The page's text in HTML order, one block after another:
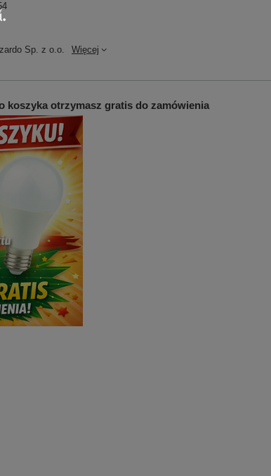
Sp. z o.o. Więcej
koszyka otrzymasz gratis do zamówienia